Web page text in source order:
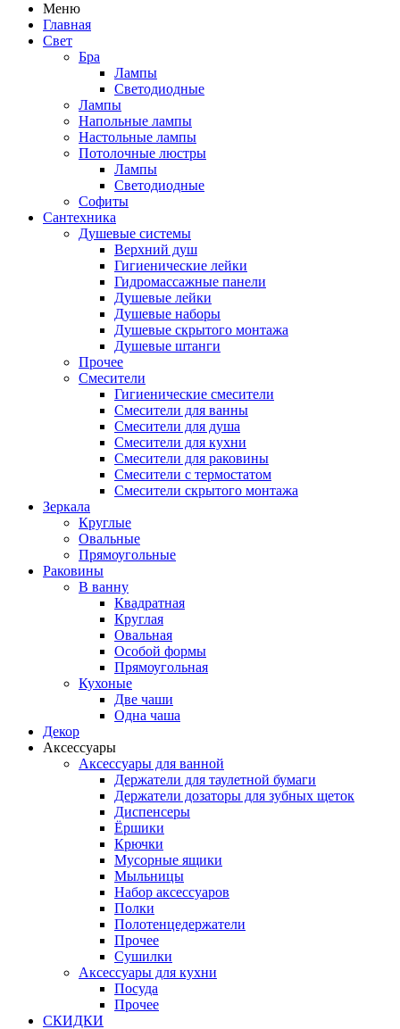
Меню
Главная
Свет
Бра
Лампы
Светодиодные
Лампы
Напольные лампы
Настольные лампы
Потолочные люстры
Лампы
Светодиодные
Софиты
Сантехника
Душевые системы
Верхний душ
Гигиенические лейки
Гидромассажные панели
Душевые лейки
Душевые наборы
Душевые скрытого монтажа
Душевые штанги
Прочее
Смесители
Гигиенические смесители
Смесители для ванны
Смесители для душа
Смесители для кухни
Смесители для раковины
Смесители с термостатом
Смесители скрытого монтажа
Зеркала
Круглые
Овальные
Прямоугольные
Раковины
В ванну
Квадратная
Круглая
Овальная
Особой формы
Прямоугольная
Кухоные
Две чаши
Одна чаша
Декор
Аксессуары
Аксессуары для ванной
Держатели для таулетной бумаги
Держатели дозаторы для зубных щеток
Диспенсеры
Ёршики
Крючки
Мусорные ящики
Мыльницы
Набор аксессуаров
Полки
Полотенцедержатели
Прочее
Сушилки
Аксессуары для кухни
Посуда
Прочее
СКИДКИ